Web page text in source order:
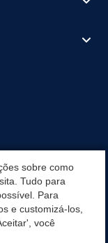
sobre como
Tudo para
Para
e customizá-los,
você